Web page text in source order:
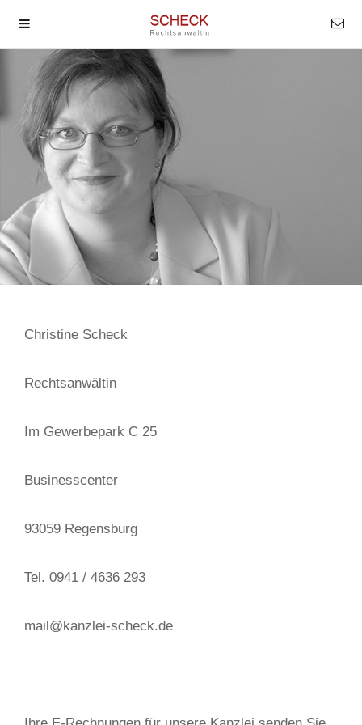
Christine Scheck
Rechtsanwältin
Im Gewerbepark C 25
Businesscenter
93059 Regensburg
Tel. 0941 / 4636 293
mail@kanzlei-scheck.de